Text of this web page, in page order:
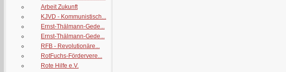
Arbeit Zukunft
KJVD - Kommunistisch...
Ernst-Thälmann-Gede...
Ernst-Thälmann-Gede...
RFB - Revolutionäre...
RotFuchs-Fördervere...
Rote Hilfe e.V.